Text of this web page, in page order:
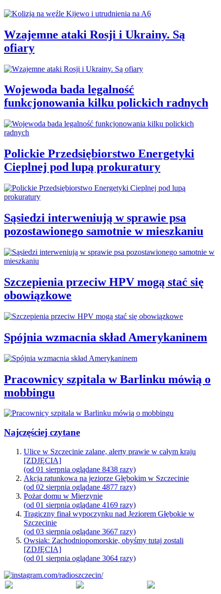
Wzajemne ataki Rosji i Ukrainy. Są
ofiary
Wojewoda bada legalność
funkcjonowania kilku polickich radnych
Polickie Przedsiębiorstwo Energetyki
Cieplnej pod lupą prokuratury
Sąsiedzi interweniują w sprawie psa
pozostawionego samotnie w mieszkaniu
Szczepienia przeciw HPV mogą stać się
obowiązkowe
Spójnia wzmacnia skład Amerykaninem
Pracownicy szpitala w Barlinku mówią o
mobbingu
Najczęściej czytane
Ulice w Szczecinie zalane, alerty prawie w całym kraju
[ZDJĘCIA]
(od 01 sierpnia oglądane 8438 razy)
Akcja ratunkowa na jeziorze Głębokim w Szczecinie
(od 02 sierpnia oglądane 4877 razy)
Pożar domu w Mierzynie
(od 01 sierpnia oglądane 4169 razy)
Tragiczny finał wypoczynku nad Jeziorem Głębokie w
Szczecinie
(od 03 sierpnia oglądane 3667 razy)
Owsiak: Zachodniopomorskie, obyśmy tutaj zostali
[ZDJĘCIA]
(od 01 sierpnia oglądane 3064 razy)